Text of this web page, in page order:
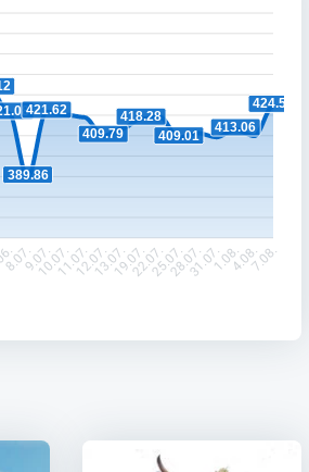
389.86
421.62
409.79
418.28
409.01
413.06
424.57
8.07.9.07.
10.07.11.07.12.07.13.07.19.07.22.07.25.07.28.07.31.07.1.08.4.08.7.08.